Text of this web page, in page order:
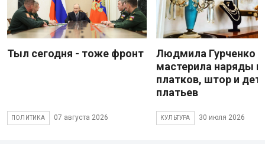
Тыл сегодня - тоже фронт
ПОЛИТИКА 07 августа 2026
Людмила Гурченко
мастерила наряды
платков, штор и
платьев
КУЛЬТУРА 30 июля 2026